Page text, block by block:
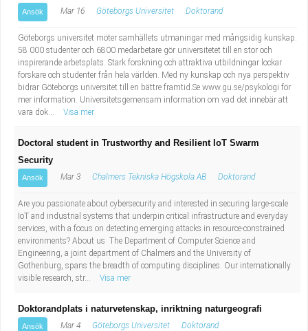
Ansök Mar 16 Göteborgs Universitet Doktorand
Göteborgs universitet möter samhällets utmaningar med mångsidig kunskap.
58 000 studenter och 6800 medarbetare gör universitetet till en stor och
inspirerande arbetsplats. Stark forskning och attraktiva utbildningar lockar
forskare och studenter från hela världen. Med ny kunskap och nya perspektiv
bidrar Göteborgs universitet till en bättre framtid.Se www.gu.se/psykologi för
mer information. Universitetsgemensam information om vad det innebär att
vara dok...
Visa mer
Doctoral student in Trustworthy and Resilient IoT Swarm
Security
Ansök Mar 3 Chalmers Tekniska Högskola AB Doktorand
Are you passionate about cybersecurity and interested in securing large-scale
IoT and industrial systems that underpin critical infrastructure and everyday
services, with a focus on detecting emerging attacks in resource-constrained
environments? About us The Department of Computer Science and
Engineering, a joint department of Chalmers and the University of
Gothenburg, spans the breadth of computing disciplines. Our internationally
visible research, str...
Visa mer
Doktorandplats i naturvetenskap, inriktning naturgeografi
Ansök Mar 4 Göteborgs Universitet Doktorand